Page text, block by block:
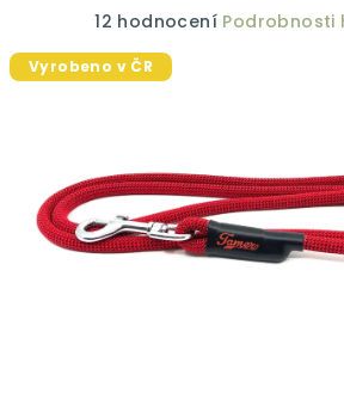
Průměrné
produktu
hvězdiček.
12 hodnocení Podrobnosti
Vyrobeno v ČR